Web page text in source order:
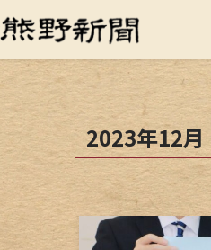
2023年12月